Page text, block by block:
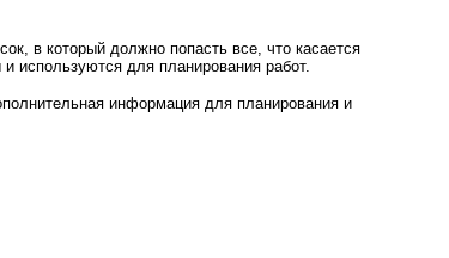
в который должно попасть все, что касается
используются для планирования работ.
информация для планирования и